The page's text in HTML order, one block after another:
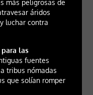
más peligrosas de
áridos
luchar contra
las
fuentes
tribus nómadas
que solían romper